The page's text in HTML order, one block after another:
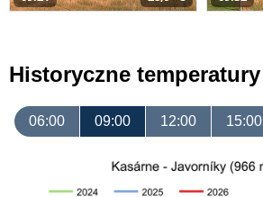
Historyczne temperatury
06:00 09:00 12:00 15:00